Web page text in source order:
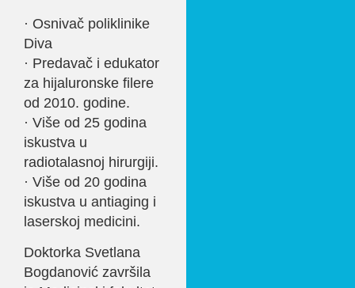
· Osnivač poliklinike
Diva
· Predavač i edukator
za hijaluronske filere
od 2010. godine.
· Više od 25 godina
iskustva u
radiotalasnoj hirurgiji.
· Više od 20 godina
iskustva u antiaging i
laserskoj medicini.
Doktorka Svetlana
Bogdanović završila